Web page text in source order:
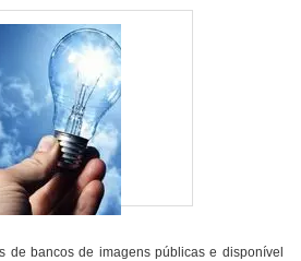
de bancos de imagens públicas e disponível